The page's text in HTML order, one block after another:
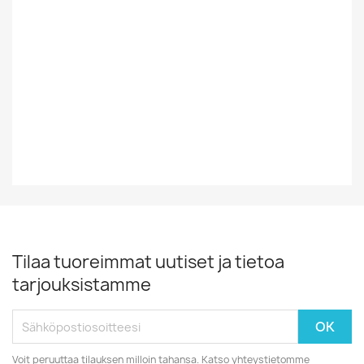
Tilaa tuoreimmat uutiset ja tietoa
tarjouksistamme
Voit peruuttaa tilauksen milloin tahansa. Katso yhteystietomme